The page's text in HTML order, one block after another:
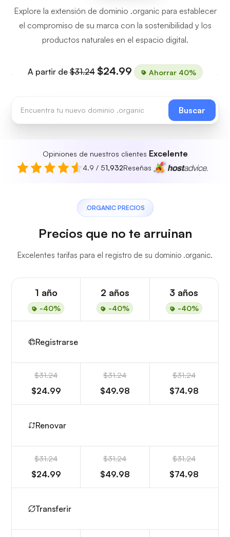
Explore la extensión de dominio .organic para establecer
el compromiso de su marca con la sostenibilidad y los
productos naturales en el espacio digital.
A partir de$31.24 $24.99 Ahorrar 40%
Buscar
Opiniones de nuestros clientes Excelente
4.9 / 51,932Reseñas
.ORGANIC PRECIOS
Precios que no te arruinan
Excelentes tarifas para el registro de su dominio .organic.
1 año
-40%
2 años
-40%
3 años
-40%
Registrarse
$31.24
$24.99
$31.24
$49.98
$31.24
$74.98
Renovar
$31.24
$24.99
$31.24
$49.98
$31.24
$74.98
Transferir